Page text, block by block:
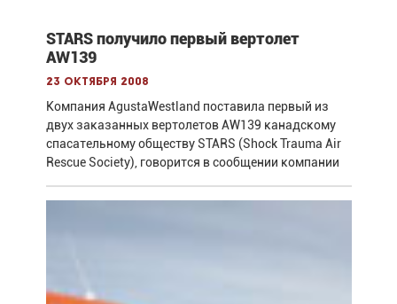
STARS получило первый вертолет
AW139
23 октября 2008
Компания AgustaWestland поставила первый из
двух заказанных вертолетов AW139 канадскому
спасательному обществу STARS (Shock Trauma Air
Rescue Society), говорится в сообщении компании